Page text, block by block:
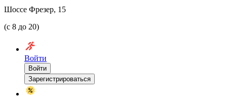
Шоссе Фрезер, 15
(с 8 до 20)
Войти
Войти
Зарегистрироваться